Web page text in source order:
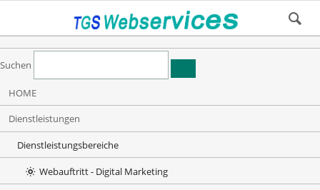
Suchen
überspringen
HOME
Dienstleistungen
Dienstleistungsbereiche
Webauftritt - Digital Marketing